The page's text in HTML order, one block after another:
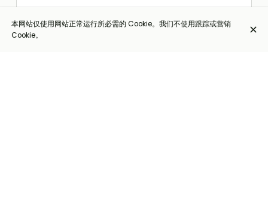
本网站仅使用网站正常运行所必需的 Cookie。我们不使用跟踪或营销
Cookie。